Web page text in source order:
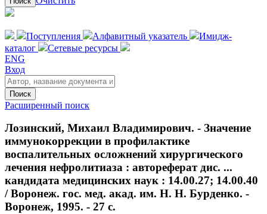
Поступления Алфавитный указатель
Имидж-
каталог
Сетевые ресурсы
ENG
Вход
Поиск
Расширенный поиск
Лозинский, Михаил Владимирович. - Значение
иммунокоррекции в профилактике
воспалительных осложнений хирургического
лечения нефролитиаза : автореферат дис. ...
кандидата медицинских наук : 14.00.27; 14.00.40
/ Воронеж. гос. мед. акад. им. Н. Н. Бурденко. -
Воронеж, 1995. - 27 с.